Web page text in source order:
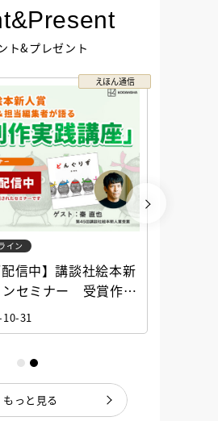
ト&プレゼント
えほん通信
イン
配信中】講談社絵本新
ンセミナー 受賞作家
語る「絵本創作実践
31
もっと見る